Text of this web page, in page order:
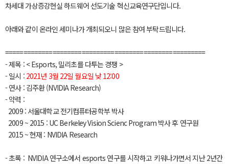
차세대 가상증강현실 하드웨어 선도기술 혁신교육연구단입니다.
아래와 같이 온라인 세미나가 개최되오니 많은 참여 부탁드립니다.
=======================================================
- 제목 :< Esports, 밀리초를 다투는 경쟁 >
- 일시 : 2021년 3월 22일 월요일 낮 12:00
- 연사 : 김주환 (NVIDIA Research)
- 약력 :
2009 : 서울대학교 전기컴퓨터공학부 박사
2009 ~ 2015 : UC Berkeley Vision Scienc Program 박사 후 연구원
2015 ~ 현재 : NVIDIA Research
- 초록 : NVIDIA 연구소에서 esports 연구를 시작하고 키워나가면서 지난 2년간